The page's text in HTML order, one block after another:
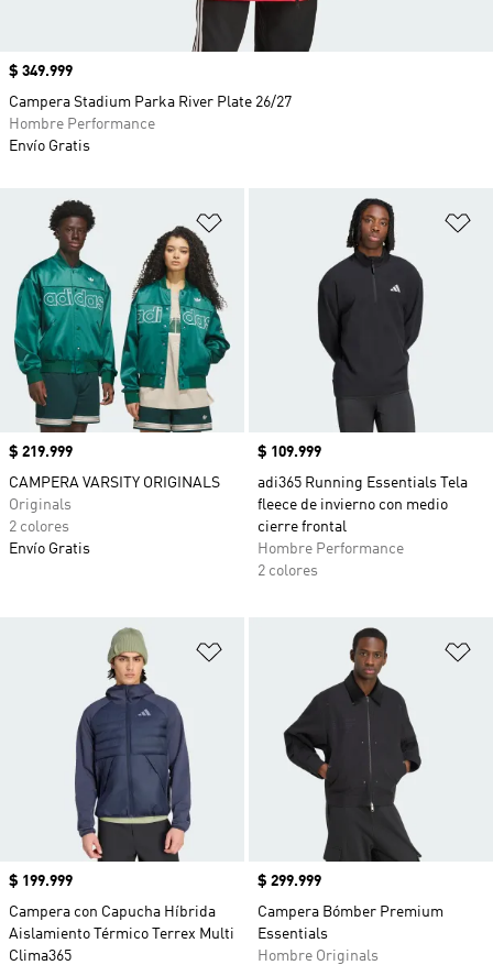
Añadir a la lista de deseos
Precio
$ 219.999
CAMPERA VARSITY ORIGINALS
Originals
2 colores
Envío Gratis
Precio
$ 109.999
adi365 Running Essentials Tela
fleece de invierno con medio
cierre frontal
Hombre Performance
2 colores
Añadir a la lista de deseos
Precio
$ 199.999
Campera con Capucha Híbrida
Aislamiento Térmico Terrex Multi
Clima365
Precio
$ 299.999
Campera Bómber Premium
Essentials
Hombre Originals
Precio
$ 349.999
Campera Stadium Parka River Plate 26/27
Hombre Performance
Envío Gratis